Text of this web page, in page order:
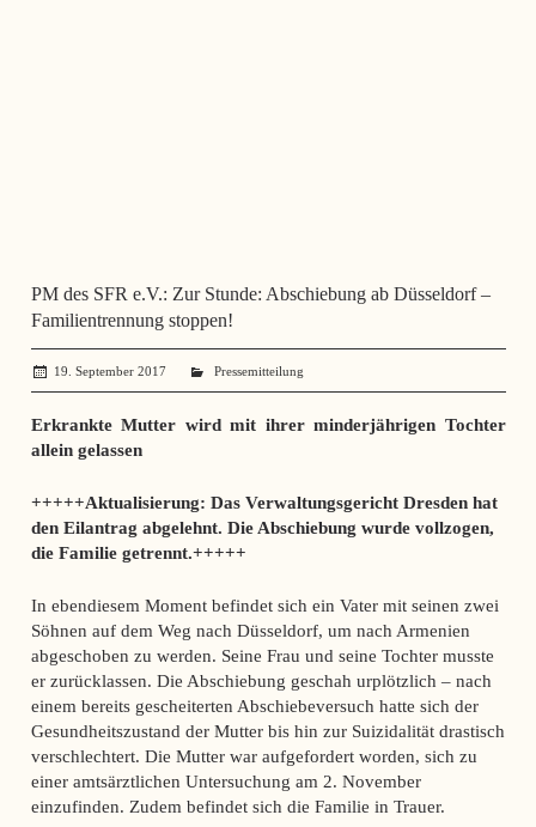
PM des SFR e.V.: Zur Stunde: Abschiebung ab Düsseldorf –
Familientrennung stoppen!
19. September 2017 administrator
Pressemitteilung
Erkrankte Mutter wird mit ihrer minderjährigen Tochter
allein gelassen
+++++Aktualisierung: Das Verwaltungsgericht Dresden hat
den Eilantrag abgelehnt. Die Abschiebung wurde vollzogen,
die Familie getrennt.+++++
In ebendiesem Moment befindet sich ein Vater mit seinen zwei
Söhnen auf dem Weg nach Düsseldorf, um nach Armenien
abgeschoben zu werden. Seine Frau und seine Tochter musste
er zurücklassen. Die Abschiebung geschah urplötzlich – nach
einem bereits gescheiterten Abschiebeversuch hatte sich der
Gesundheitszustand der Mutter bis hin zur Suizidalität drastisch
verschlechtert. Die Mutter war aufgefordert worden, sich zu
einer amtsärztlichen Untersuchung am 2. November
einzufinden. Zudem befindet sich die Familie in Trauer.